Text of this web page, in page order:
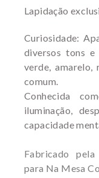
Lapidação
Curiosidade:
diversos tons e
verde, amarelo,
comum.
Conhecida
iluminação,
capacidade
Fabricado
para Na Mesa